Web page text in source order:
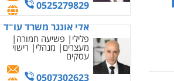
0525279829
אלי אונגר משרד עו"ד
פלילי פשיעה חמורה
מעצרים מנהלי רישוי
עסקים
0507302623
מחיקת כתבות מגוגל
ודחיקת אזכורים שליליים
שירותים מקצועיים לעורכי
דין
0522508109
אחסון אתרים